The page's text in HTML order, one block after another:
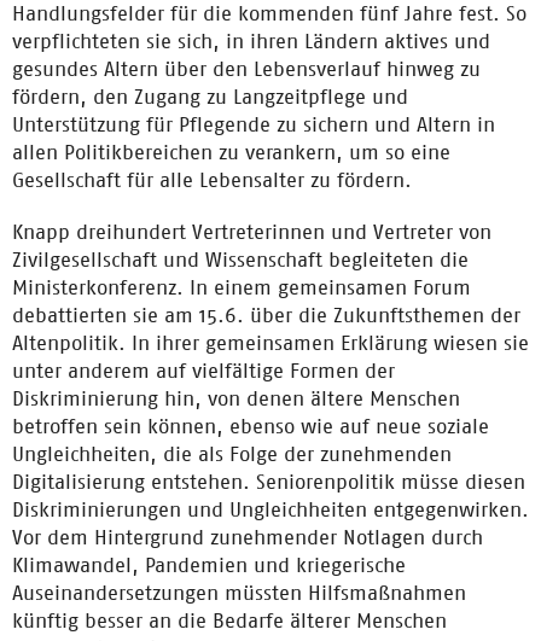
Handlungsfelder für die kommenden fünf Jahre fest. So
verpflichteten sie sich, in ihren Ländern aktives und
gesundes Altern über den Lebensverlauf hinweg zu
fördern, den Zugang zu Langzeitpflege und
Unterstützung für Pflegende zu sichern und Altern in
allen Politikbereichen zu verankern, um so eine
Gesellschaft für alle Lebensalter zu fördern.
Knapp dreihundert Vertreterinnen und Vertreter von
Zivilgesellschaft und Wissenschaft begleiteten die
Ministerkonferenz. In einem gemeinsamen Forum
debattierten sie am 15.6. über die Zukunftsthemen der
Altenpolitik. In ihrer gemeinsamen Erklärung wiesen sie
unter anderem auf vielfältige Formen der
Diskriminierung hin, von denen ältere Menschen
betroffen sein können, ebenso wie auf neue soziale
Ungleichheiten, die als Folge der zunehmenden
Digitalisierung entstehen. Seniorenpolitik müsse diesen
Diskriminierungen und Ungleichheiten entgegenwirken.
Vor dem Hintergrund zunehmender Notlagen durch
Klimawandel, Pandemien und kriegerische
Auseinandersetzungen müssten Hilfsmaßnahmen
künftig besser an die Bedarfe älterer Menschen